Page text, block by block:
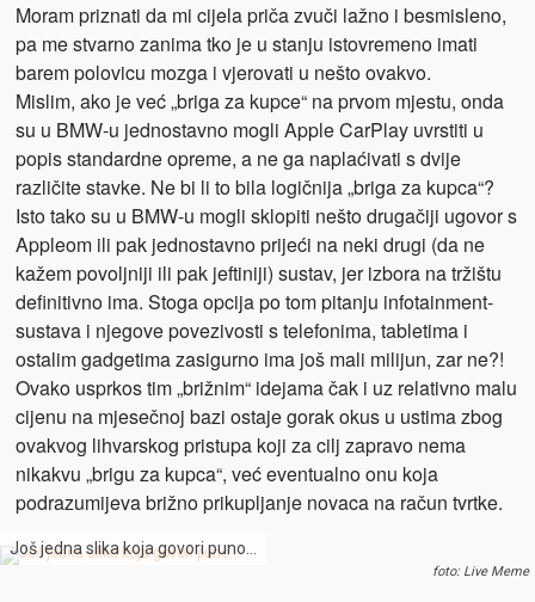
Moram priznati da mi cijela priča zvuči lažno i besmisleno,
pa me stvarno zanima tko je u stanju istovremeno imati
barem polovicu mozga i vjerovati u nešto ovakvo.
Mislim, ako je već „briga za kupce“ na prvom mjestu, onda
su u BMW-u jednostavno mogli Apple CarPlay uvrstiti u
popis standardne opreme, a ne ga naplaćivati s dvije
različite stavke. Ne bi li to bila logičnija „briga za kupca“?
Isto tako su u BMW-u mogli sklopiti nešto drugačiji ugovor s
Appleom ili pak jednostavno prijeći na neki drugi (da ne
kažem povoljniji ili pak jeftiniji) sustav, jer izbora na tržištu
definitivno ima. Stoga opcija po tom pitanju infotainment-
sustava i njegove povezivosti s telefonima, tabletima i
ostalim gadgetima zasigurno ima još mali milijun, zar ne?!
Ovako usprkos tim „brižnim“ idejama čak i uz relativno malu
cijenu na mjesečnoj bazi ostaje gorak okus u ustima zbog
ovakvog lihvarskog pristupa koji za cilj zapravo nema
nikakvu „brigu za kupca“, već eventualno onu koja
podrazumijeva brižno prikupljanje novaca na račun tvrtke.
Još jedna slika koja govori puno…
foto: Live Meme